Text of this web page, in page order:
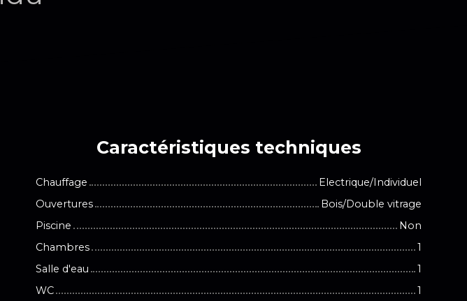
Caractéristiques techniques
Chauffage
Electrique/Individuel
Ouvertures
Bois/Double vitrage
Piscine
Non
Chambres
1
Salle d'eau
1
WC
1